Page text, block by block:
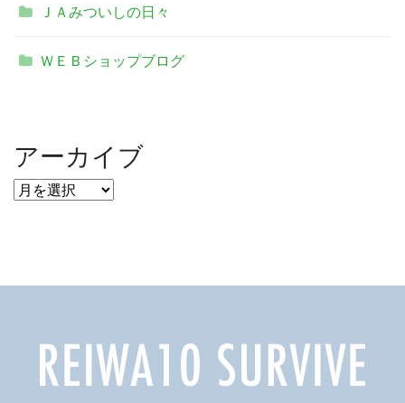
ＪＡみついしの日々
ＷＥＢショップブログ
アーカイブ
ア